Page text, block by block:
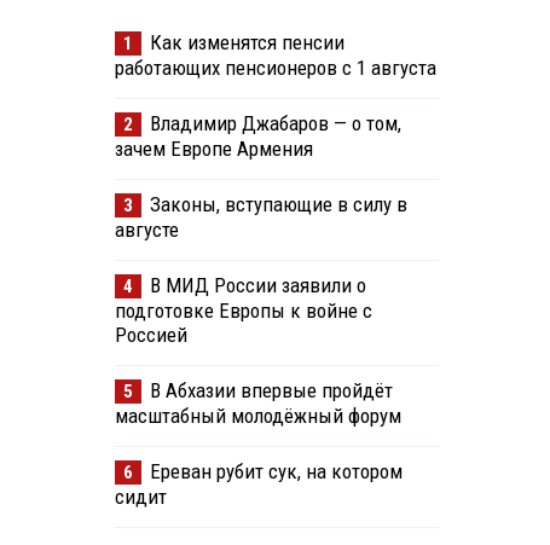
1
Как изменятся пенсии
работающих пенсионеров с 1 августа
2
Владимир Джабаров — о том,
зачем Европе Армения
3
Законы, вступающие в силу в
августе
4
В МИД России заявили о
подготовке Европы к войне с
Россией
5
В Абхазии впервые пройдёт
масштабный молодёжный форум
6
Ереван рубит сук, на котором
сидит